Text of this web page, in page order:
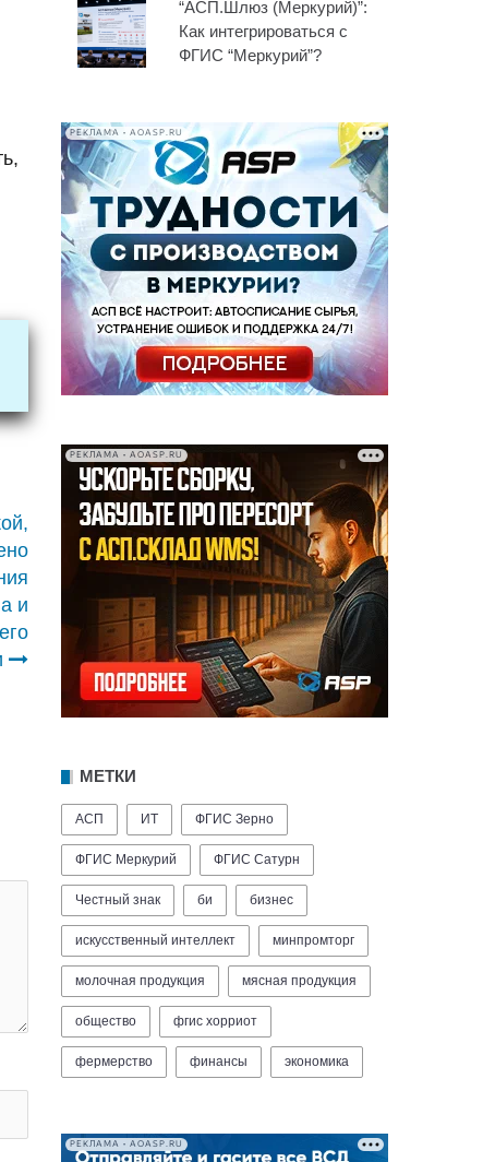
и
“АСП.Шлюз (Меркурий)”:
Как интегрироваться с
ФГИС “Меркурий”?
РЕКЛАМА • AOASP.RU
РЕКЛАМА • AOASP.RU
МЕТКИ
АСП ИТ ФГИС Зерно
ФГИС Меркурий ФГИС Сатурн
Честный знак би бизнес
искусственный интеллект минпромторг
молочная продукция мясная продукция
общество фгис хорриот
фермерство финансы экономика
РЕКЛАМА • AOASP.RU